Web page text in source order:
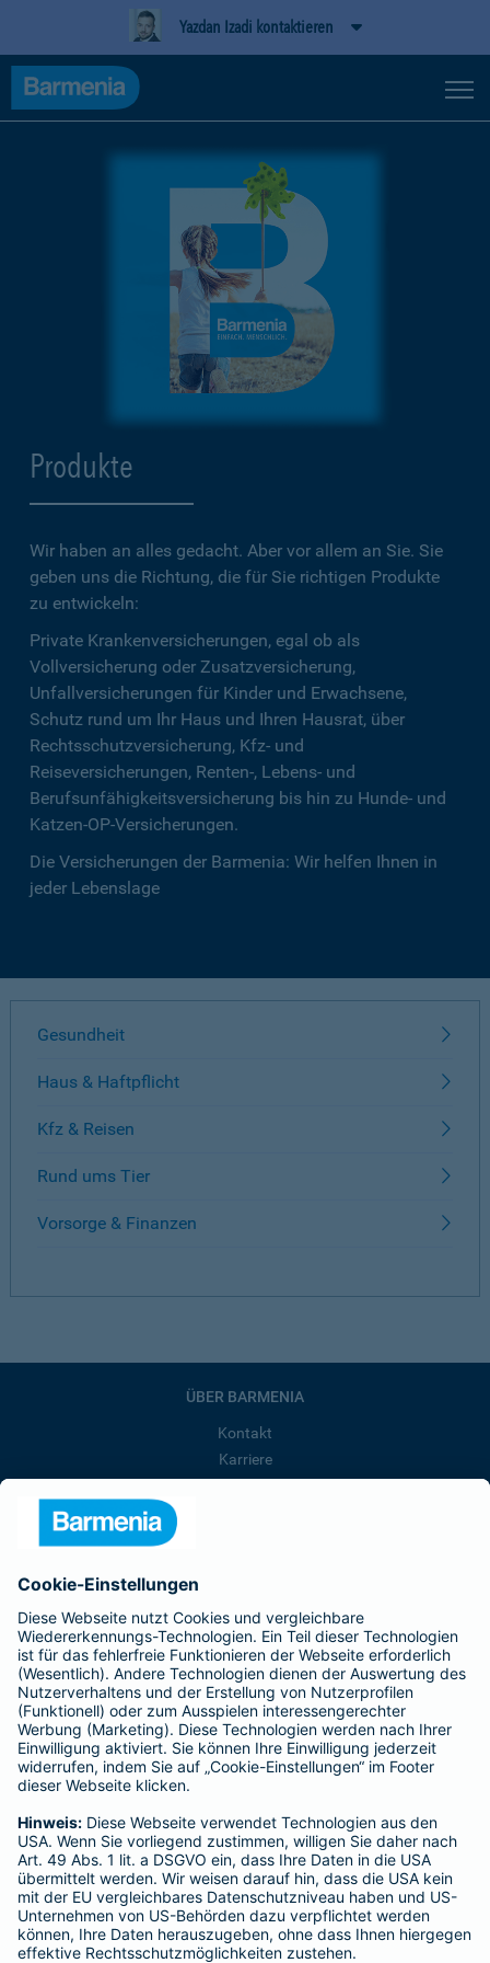
Yazdan Izadi kontaktieren
Produkte
Wir haben an alles gedacht. Aber vor allem an Sie. Sie
geben uns die Richtung, die für Sie richtigen Produkte
zu entwickeln:
Private Krankenversicherungen, egal ob als
Vollversicherung oder Zusatzversicherung,
Unfallversicherungen für Kinder und Erwachsene,
Schutz rund um Ihr Haus und Ihren Hausrat, über
Rechtsschutzversicherung, Kfz- und
Reiseversicherungen, Renten-, Lebens- und
Berufsunfähigkeitsversicherung bis hin zu Hunde- und
Katzen-OP-Versicherungen.
Die Versicherungen der Barmenia: Wir helfen Ihnen in
jeder Lebenslage
Gesundheit
Haus & Haftpflicht
Kfz & Reisen
Rund ums Tier
Vorsorge & Finanzen
ÜBER BARMENIA
Kontakt
Karriere
Barmenia ist Teil der BarmeniaGothaer
BELIEBTE SEITEN
Kranken-Zusatzversicherung
Tierversicherungen
Haftpflichtversicherung
Hausratversicherung
Adresse ändern
Schaden melden
Kilometerstandsmeldung
Serviceübersicht